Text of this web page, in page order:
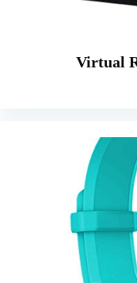
Virtual